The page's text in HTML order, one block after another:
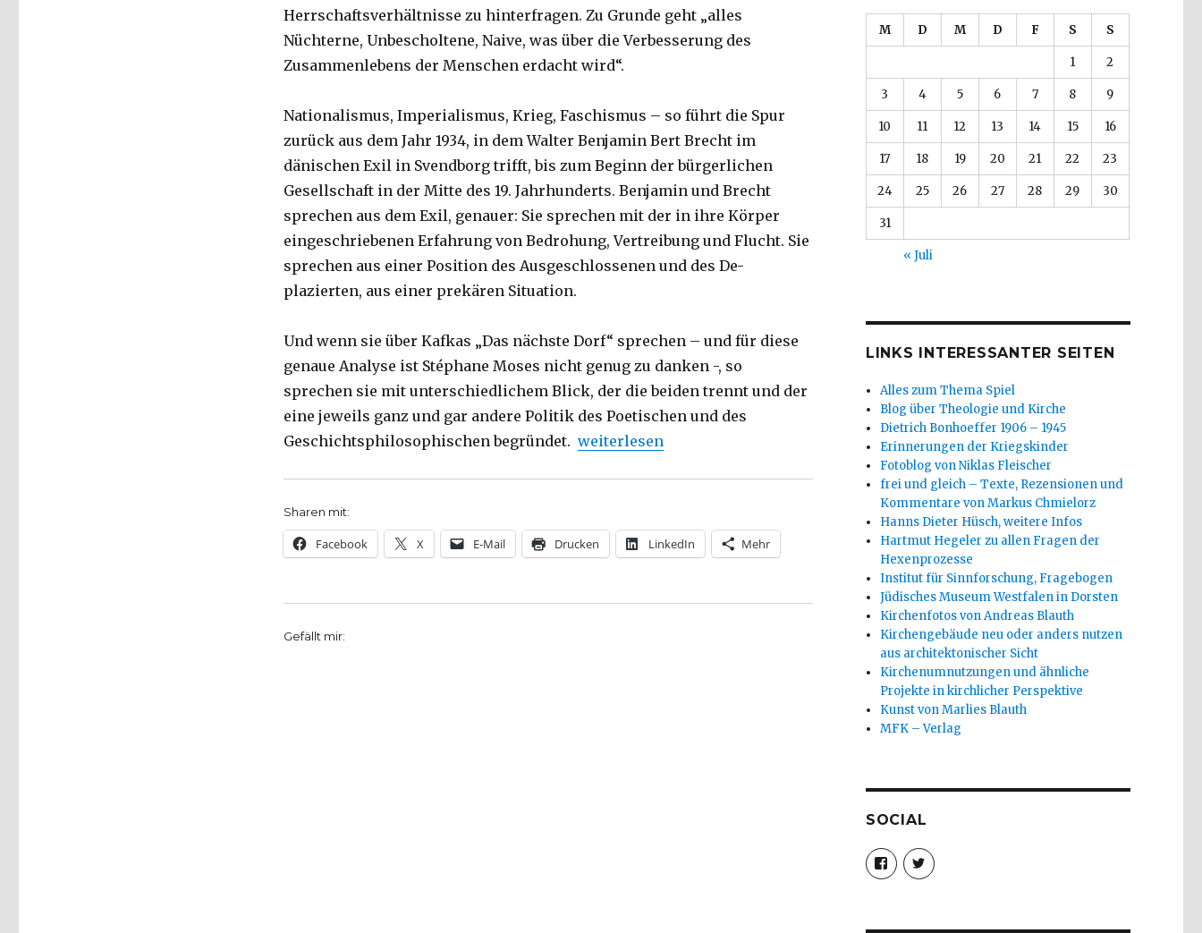
Herrschaftsverhältnisse zu hinterfragen. Zu Grunde geht „alles
Nüchterne, Unbescholtene, Naive, was über die Verbesserung des
Zusammenlebens der Menschen erdacht wird“.
Nationalismus, Imperialismus, Krieg, Faschismus – so führt die Spur
zurück aus dem Jahr 1934, in dem Walter Benjamin Bert Brecht im
dänischen Exil in Svendborg trifft, bis zum Beginn der bürgerlichen
Gesellschaft in der Mitte des 19. Jahrhunderts. Benjamin und Brecht
sprechen aus dem Exil, genauer: Sie sprechen mit der in ihre Körper
eingeschriebenen Erfahrung von Bedrohung, Vertreibung und Flucht. Sie
sprechen aus einer Position des Ausgeschlossenen und des De-
plazierten, aus einer prekären Situation.
Und wenn sie über Kafkas „Das nächste Dorf“ sprechen – und für diese
genaue Analyse ist Stéphane Moses nicht genug zu danken -, so
sprechen sie mit unterschiedlichem Blick, der die beiden trennt und der
eine jeweils ganz und gar andere Politik des Poetischen und des
Geschichtsphilosophischen begründet. „Die eingeschriebenen Spuren des Faschismus – Kafka, Benjamin und Brecht 1934,
weiterlesen
Sharen mit:
Facebook X E-Mail Drucken LinkedIn Mehr
Gefällt mir:
M D M D F S S
1 2
3 4 5 6 7 8 9
10 11 12 13 14 15 16
17 18 19 20 21 22 23
24 25 26 27 28 29 30
31
« Juli
LINKS INTERESSANTER SEITEN
Alles zum Thema Spiel
Blog über Theologie und Kirche
Dietrich Bonhoeffer 1906 – 1945
Erinnerungen der Kriegskinder
Fotoblog von Niklas Fleischer
frei und gleich – Texte, Rezensionen und
Kommentare von Markus Chmielorz
Hanns Dieter Hüsch, weitere Infos
Hartmut Hegeler zu allen Fragen der
Hexenprozesse
Institut für Sinnforschung, Fragebogen
Jüdisches Museum Westfalen in Dorsten
Kirchenfotos von Andreas Blauth
Kirchengebäude neu oder anders nutzen
aus architektonischer Sicht
Kirchenumnutzungen und ähnliche
Projekte in kirchlicher Perspektive
Kunst von Marlies Blauth
MFK – Verlag
SOCIAL
Profil
von
christoph.fleischer1
anzeigen
Profil
von
anzeigen